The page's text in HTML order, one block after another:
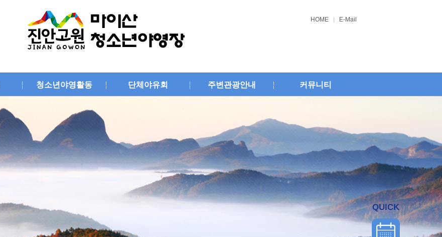
HOME E-Mail
청소년야영활동 단체야유회 주변관광안내 커뮤니티
QUICK